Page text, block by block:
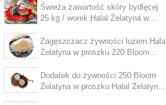
Świeża zawartość skóry bydlęcej
25 kg / worek Halal Żelatyna w
Zagęszczacz żywności luzem Halal
Żelatyna w proszku 220 Bloom
Dodatek do żywności 250 Bloom
Żelatyna w proszku Halal Żelatyna